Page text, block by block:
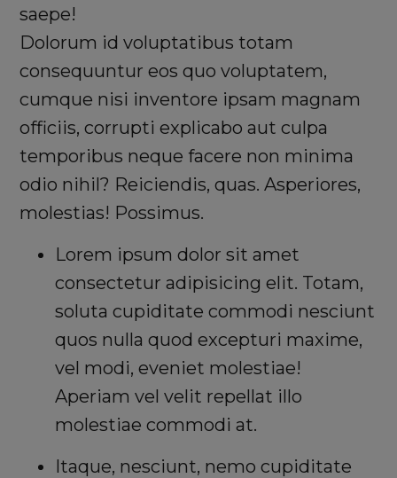
saepe!
Dolorum id voluptatibus totam
consequuntur eos quo voluptatem,
cumque nisi inventore ipsam magnam
officiis, corrupti explicabo aut culpa
temporibus neque facere non minima
odio nihil? Reiciendis, quas. Asperiores,
molestias! Possimus.
Lorem ipsum dolor sit amet
consectetur adipisicing elit. Totam,
soluta cupiditate commodi nesciunt
quos nulla quod excepturi maxime,
vel modi, eveniet molestiae!
Aperiam vel velit repellat illo
molestiae commodi at.
Itaque, nesciunt, nemo cupiditate